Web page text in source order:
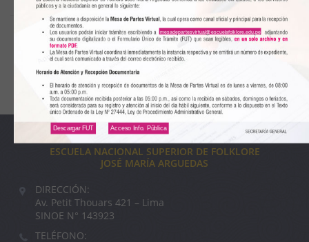
ESCUELA NACIONAL SUPERIOR DE FOLKLORE
JOSÉ MARÍA ARGUEDAS
DIRECCIÓN:
Av. Petit Thouars 421 – Lima
SINOE N° 143923
TELÉFONO:
Descargar FUT Acceso Info. Pública
mesadepartesvirtual@escuelafolklore.edu.pe